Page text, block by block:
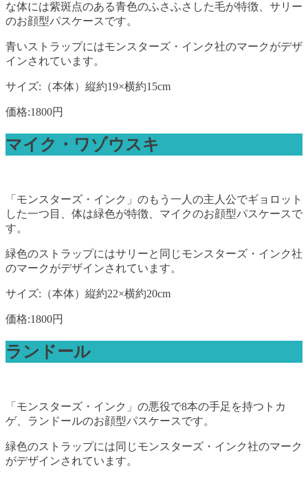
な体には紫斑点のある青色のふさふさした毛が特徴、サリー
のお顔型パスケースです。
青いストラップにはモンスターズ・インク社のマークがデザ
インされています。
サイズ:（本体）縦約19×横約15cm
価格:1800円
マイク・ワゾウスキ
「モンスターズ・インク」のもう一人の主人公でギョロット
した一つ目、体は緑色が特徴、マイクのお顔型パスケースで
す。
緑色のストラップにはサリーと同じモンスターズ・インク社
のマークがデザインされています。
サイズ:（本体）縦約22×横約20cm
価格:1800円
ランドール
「モンスターズ・インク」の悪役で8本の手足を持つトカ
ゲ、ランドールのお顔型パスケースです。
緑色のストラップには同じモンスターズ・インク社のマーク
がデザインされています。